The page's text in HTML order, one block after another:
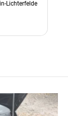
Lichterfelde